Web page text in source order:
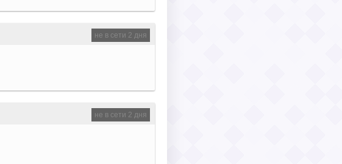
не в сети 2 дня
не в сети 2 дня